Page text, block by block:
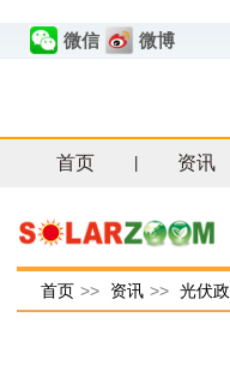
微信 微博
首页 资讯
首页 >> 资讯 >> 光伏